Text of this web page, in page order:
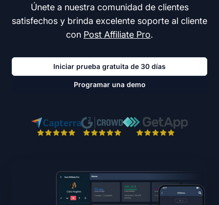
Únete a nuestra comunidad de clientes
satisfechos y brinda excelente soporte al cliente
con Post Affiliate Pro.
Iniciar prueba gratuita de 30 días
Programar una demo